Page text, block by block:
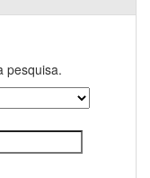
pesquisa.